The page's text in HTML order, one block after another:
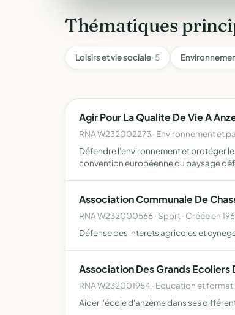
Thématiques
Loisirs et vie sociale· 5
Agir Pour La Qualite De Vie A
RNA W232002273 · Environnement et
Défendre l'environnement et protéger
convention européenne du paysage
Association Communale De
RNA W232000566 · Sport · Créée en
Défense des interets agricoles et
Association Des Grands Ecoliers
RNA W232001954 · Education et
Aider l'école d'anzème dans ses